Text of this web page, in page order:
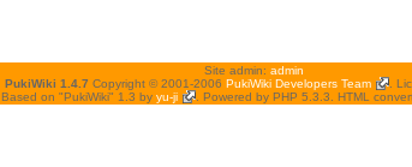
Site admin: admin
PukiWiki 1.4.7 Copyright © 2001-2006 PukiWiki Developers Team .
Based on "PukiWiki" 1.3 by yu-ji . Powered by PHP 5.3.3. HTML